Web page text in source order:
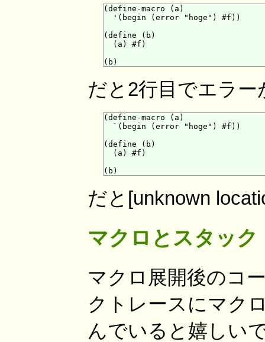
(define-macro (a)
  '(begin (error "hoge") #f))
(define (b)
  (a) #f)
だと2行目でエラ
(define-macro (a)
  `(begin (error "hoge") #f))
(define (b)
  (a) #f)
だと[unknown
マクロとスタック
マクロ展開後のコ
クトレースにマク
んでいると嬉しい